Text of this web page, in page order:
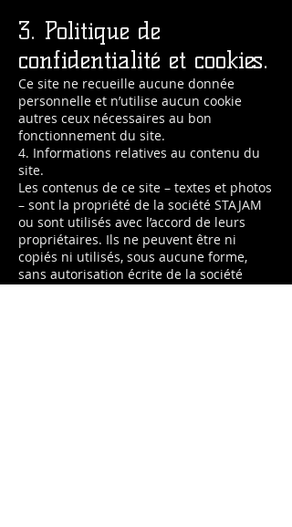
3. Politique de
confidentialité et cookies.
Ce site ne recueille aucune donnée
personnelle et n’utilise aucun cookie
autres ceux nécessaires au bon
fonctionnement du site.
4. Informations relatives au contenu du
site.
Les contenus de ce site – textes et photos
– sont la propriété de la société STAJAM
ou sont utilisés avec l’accord de leurs
propriétaires. Ils ne peuvent être ni
copiés ni utilisés, sous aucune forme,
sans autorisation écrite de la société